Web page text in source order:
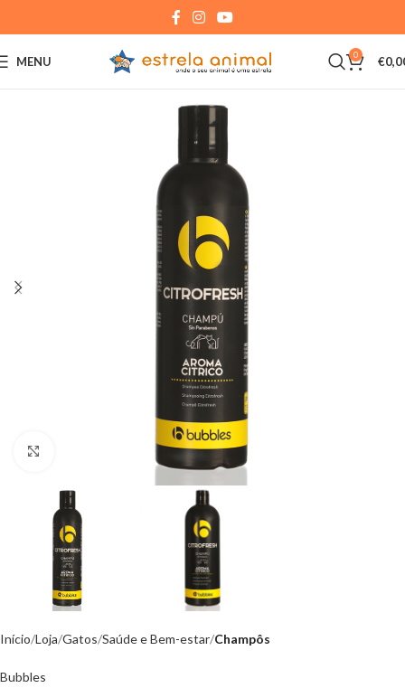
MENU 0 €
Início Loja Gatos Saúde e Bem-estar Champôs
Bubbles